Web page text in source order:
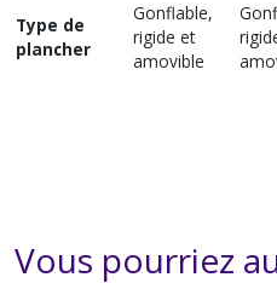
Type de
plancher
Gonflable,
rigide et
amovible
Vous pourriez